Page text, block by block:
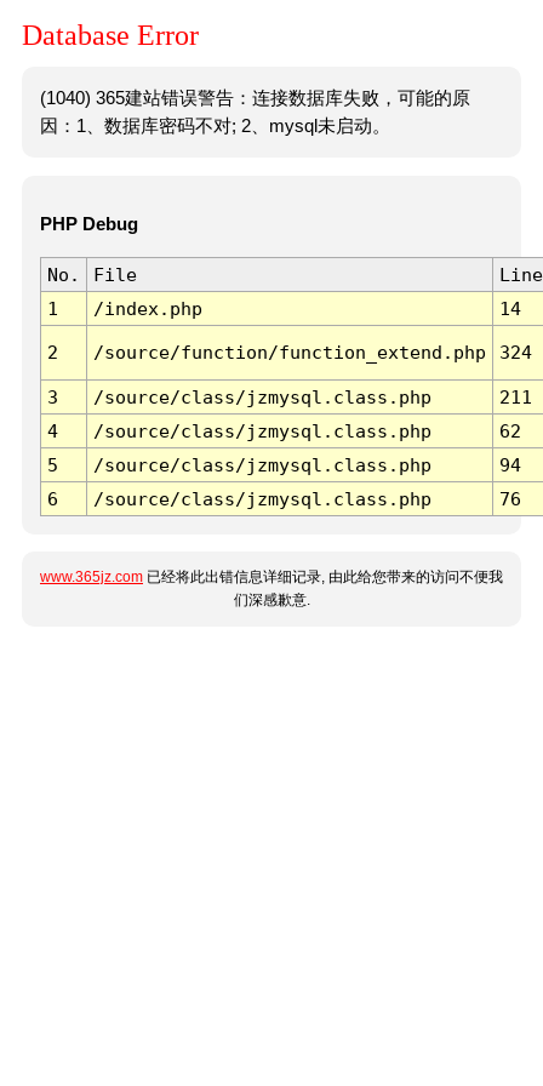
Database Error
(1040) 365建站错误警告：连接数据库失败，可能的原
因：1、数据库密码不对; 2、mysql未启动。
PHP Debug
No. File
Line
1
/index.php 14
2 /source/function/function_extend.php 324
3 /source/class/jzmysql.class.php
211
4
/source/class/jzmysql.class.php
62
5
/source/class/jzmysql.class.php
94
6
/source/class/jzmysql.class.php 76
www.365jz.com 已经将此出错信息详细记录, 由此给您带来的访问不便我
们深感歉意.